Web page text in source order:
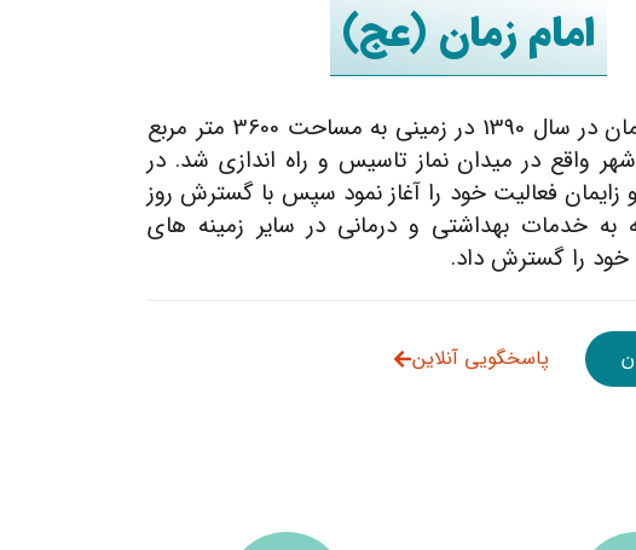
امام زمان (عج)
بيمارستان امام زمان در سال 1390 در زميني به مساحت 3600 متر مربع
واقع در ميدان نماز تاسيس و راه اندازي شد. در
زايمان فعاليت خود را آغاز نمود سپس با گسترش روز
به خدمات بهداشتي و درماني در ساير زمينه هاي
را گسترش داد.
پاسخگویی آنلاین